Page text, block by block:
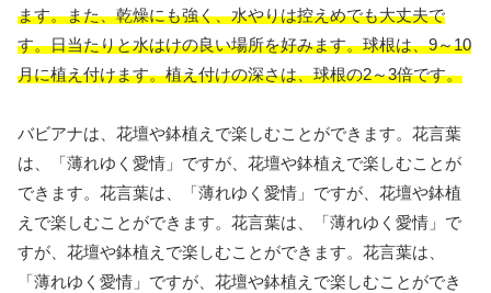
ます。また、乾燥にも強く、水やりは控えめでも大丈夫で
す。日当たりと水はけの良い場所を好みます。球根は、9～10
月に植え付けます。植え付けの深さは、球根の2～3倍です。
バビアナは、花壇や鉢植えで楽しむことができます。花言葉
は、「薄れゆく愛情」ですが、花壇や鉢植えで楽しむことが
できます。花言葉は、「薄れゆく愛情」ですが、花壇や鉢植
えで楽しむことができます。花言葉は、「薄れゆく愛情」で
すが、花壇や鉢植えで楽しむことができます。花言葉は、
「薄れゆく愛情」ですが、花壇や鉢植えで楽しむことができ